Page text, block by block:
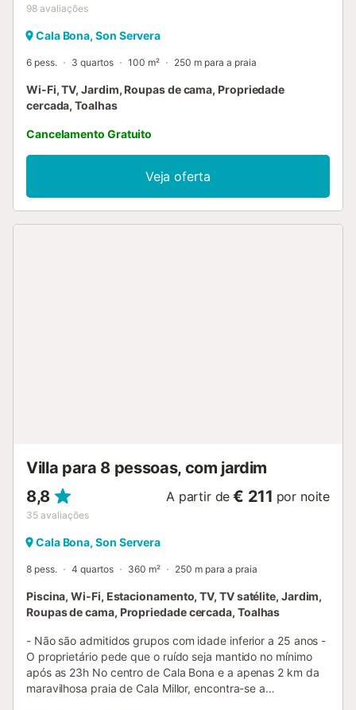
98 avaliações
Cala Bona, Son Servera
6 pess. 3 quartos 100 m² 250 m para a praia
Wi-Fi, TV, Jardim, Roupas de cama, Propriedade
cercada, Toalhas
Cancelamento Gratuito
Veja oferta
Villa para 8 pessoas, com jardim
8,8
35 avaliações
A partir de € 211 por noite
Cala Bona, Son Servera
8 pess. 4 quartos 360 m² 250 m para a praia
Piscina, Wi-Fi, Estacionamento, TV, TV satélite, Jardim,
Roupas de cama, Propriedade cercada, Toalhas
- Não são admitidos grupos com idade inferior a 25 anos -
O proprietário pede que o ruído seja mantido no mínimo
após as 23h No centro de Cala Bona e a apenas 2 km da
maravilhosa praia de Cala Millor, encontra-se a